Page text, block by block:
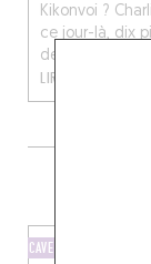
Kikonvoi ?
ce jour-là, dix
deal de quilles
LIRE LA SUITE
CAVE